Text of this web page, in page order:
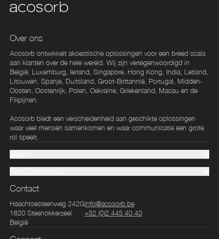
Over ons
Acosorb ontwikkelt akoestische oplossingen voor een breed scala
aan klanten over de hele wereld. Wij zijn vertegenwoordigd in
België, Luxemburg, Ierland, Singapore, Hong Kong, India, Letland,
Litouwen, Spanje, Duitsland, Groot-Brittannië, Portugal, Midden-
Oosten, Oostenrijk, Polen, Oekraïne, Griekenland, Macau en de
Filipijnen.
Acosorb biedt een verscheidenheid aan geschikte oplossingen
waar veel mensen samenkomen en waar communicatie een grote
rol speelt.
Contact
Haachtsesteenweg 242G
1820 Steenokkerzeel
België
info@acosorb.be
+32 (0)2 445 40 40